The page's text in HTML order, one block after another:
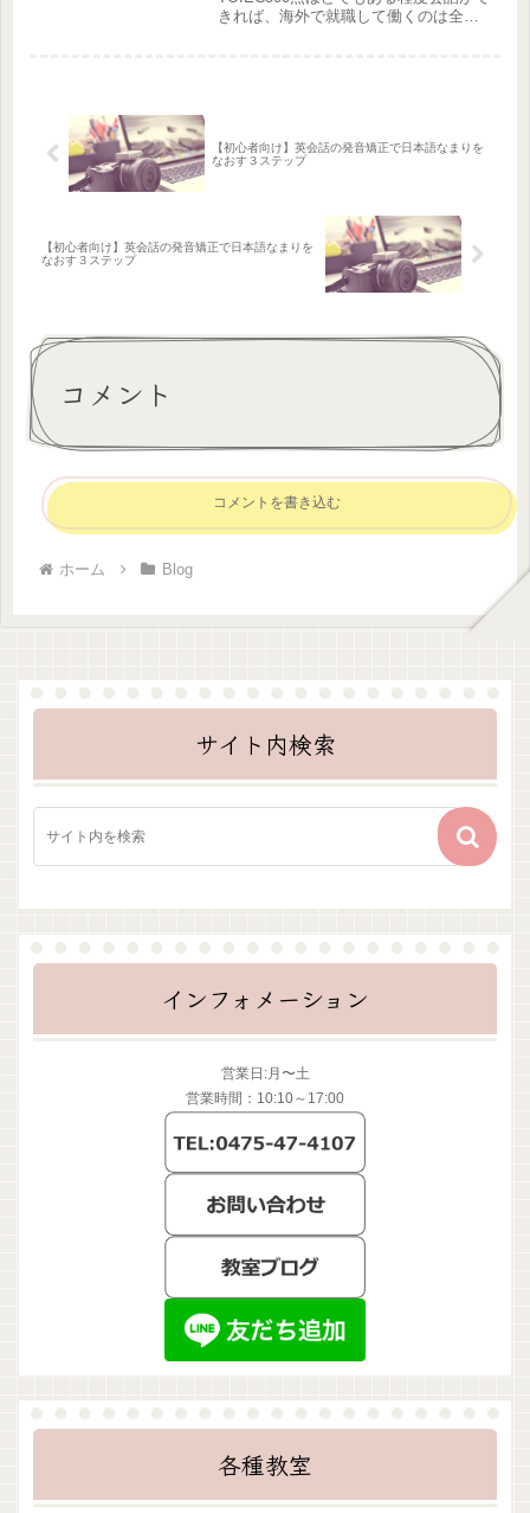
きれば、海外で就職して働くのは全く
【初心者向け】英会話の発音矯正で日本語なまりを
なおす３ステップ
【初心者向け】英会話の発音矯正で日本語なまりを
なおす３ステップ
コメント
コメントを書き込む
ホーム Blog
サイト内検索
インフォメーション
営業日:月〜土
営業時間：10:10～17:00
各種教室